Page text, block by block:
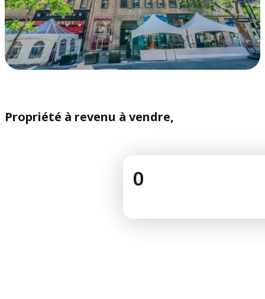
Propriété à revenu à vendre,
0